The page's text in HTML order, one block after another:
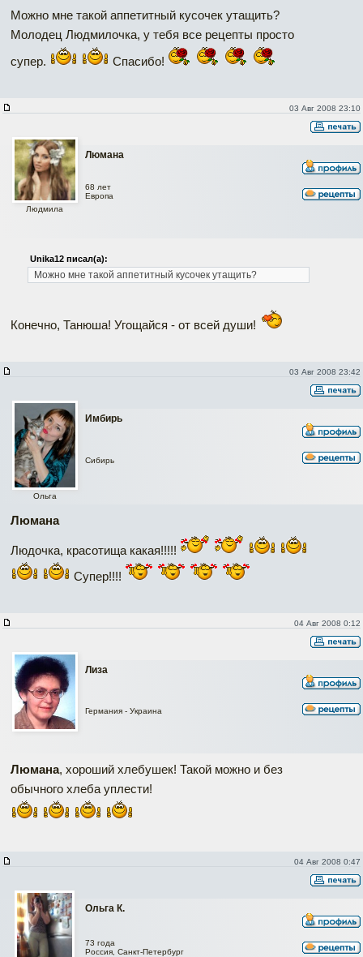
Можно мне такой аппетитный кусочек утащить?
Молодец Людмилочка, у тебя все рецепты просто
супер.
Спасибо!
03 Авг 2008 23:10
Люмана
Людмила
68 лет
Европа
Unika12 писал(а):
Можно мне такой аппетитный кусочек утащить?
Конечно, Танюша! Угощайся - от всей души!
03 Авг 2008 23:42
Имбирь
Ольга
Сибирь
Люмана
Людочка, красотища какая!!!!!
Супер!!!!
04 Авг 2008 0:12
Лиза
Германия - Украина
Люмана, хороший хлебушек! Такой можно и без
обычного хлеба уплести!
04 Авг 2008 0:47
Ольга К.
73 года
Россия, Санкт-Петербург